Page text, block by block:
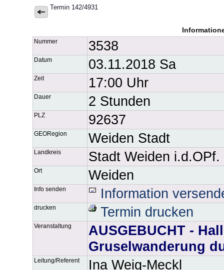
Termin 142/4931
Nummer 3538
Datum 03.11.2018 Sa
Zeit 17:00 Uhr
Dauer 2 Stunden
PLZ 92637
GEORegion Weiden Stadt
Landkreis Stadt Weiden i.d.OPf.
Ort Weiden
Info senden Information
drucken Termin drucken
Veranstaltung
AUSGEBUCHT -
Gruselwanderung
Leitung/Referent Ina Weig-Meckl